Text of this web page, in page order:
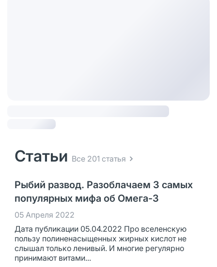
Статьи Все 201 статья
Рыбий развод. Разоблачаем 3 самых
популярных мифа об Омега-3
05 Апреля 2022
Дата публикации 05.04.2022 Про вселенскую
пользу полиненасыщенных жирных кислот не
слышал только ленивый. И многие регулярно
принимают витами...